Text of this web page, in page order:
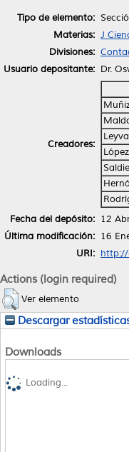
Tipo de elemento:
Materias: J
Divisiones:
Usuario depositante: Dr.
Creadores:
Fecha del depósito: 12
Última modificación: 16
URI:
Actions (login required)
Ver elemento
Descargar
Downloads
Loading...